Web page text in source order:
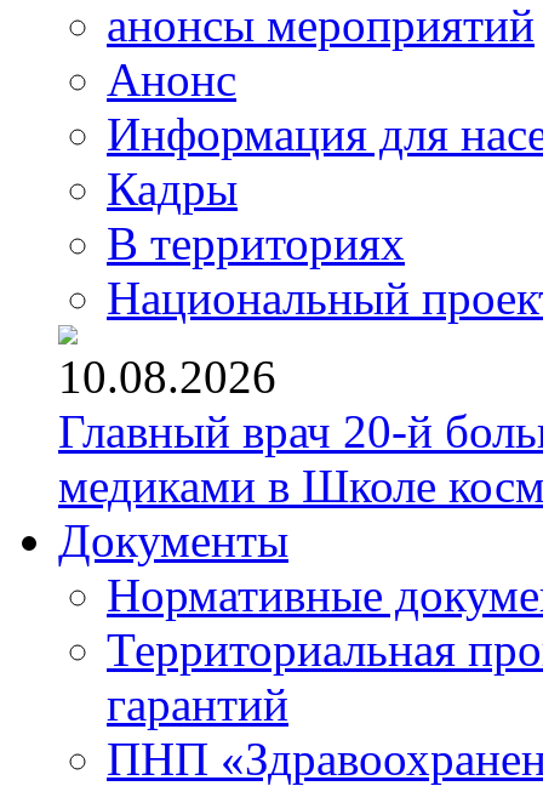
анонсы мероприятий
Анонс
Информация для
Кадры
В территориях
Национальный
10.08.2026
Главный врач 20-й
медиками в Школе
Документы
Нормативные
Территориальная
гарантий
ПНП